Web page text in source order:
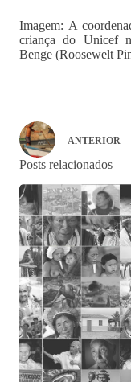
Imagem: A
criança do Unicef
Benge (Roosewelt
ANTERIOR
Posts relacionados